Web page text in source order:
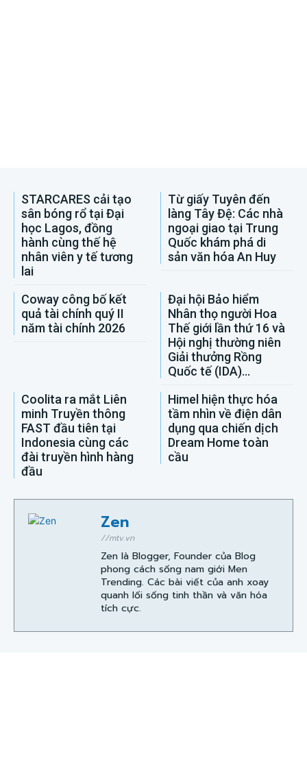
STARCARES cải tạo
sân bóng rổ tại Đại
học Lagos, đồng
hành cùng thế hệ
nhân viên y tế tương
lai
Từ giấy Tuyên đến
làng Tây Đệ: Các nhà
ngoại giao tại Trung
Quốc khám phá di
sản văn hóa An Huy
Coway công bố kết
quả tài chính quý II
năm tài chính 2026
Đại hội Bảo hiểm
Nhân thọ người Hoa
Thế giới lần thứ 16 và
Hội nghị thường niên
Giải thưởng Rồng
Quốc tế (IDA)...
Coolita ra mắt Liên
minh Truyền thông
FAST đầu tiên tại
Indonesia cùng các
đài truyền hình hàng
đầu
Himel hiện thực hóa
tầm nhìn về điện dân
dụng qua chiến dịch
Dream Home toàn
cầu
Zen
//mtv.vn
Zen là Blogger, Founder của Blog
phong cách sống nam giới Men
Trending. Các bài viết của anh xoay
quanh lối sống tinh thần và văn hóa
tích cực.